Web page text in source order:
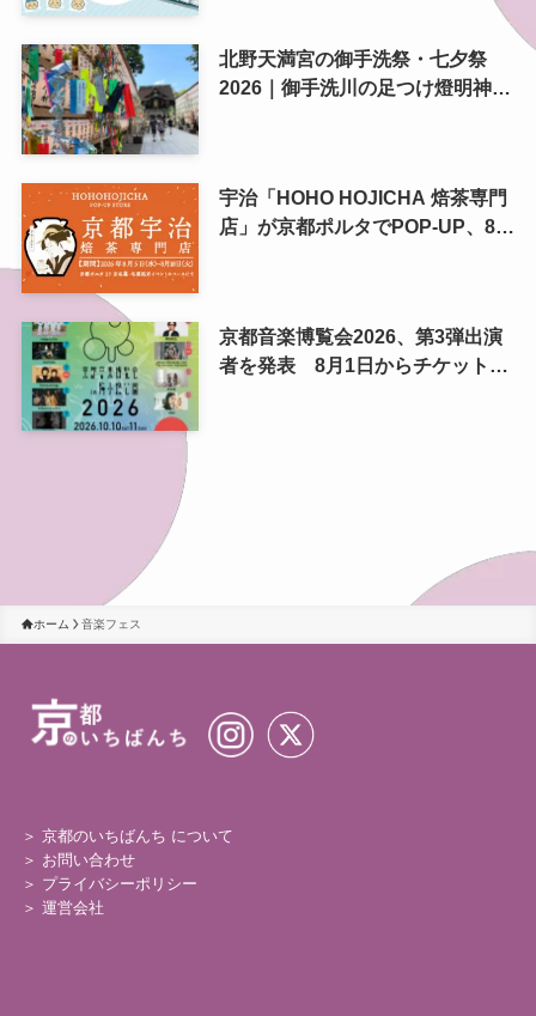
北野天満宮の御手洗祭・七夕祭
2026｜御手洗川の足つけ燈明神事
宇治「HOHO HOJICHA 焙茶専門
店」が京都ポルタでPOP-UP、8月
京都音楽博覧会2026、第3弾出演
者を発表 8月1日からチケット2
ホーム 音楽フェス
＞ 京都のいちばんち について
＞ お問い合わせ
＞ プライバシーポリシー
＞ 運営会社